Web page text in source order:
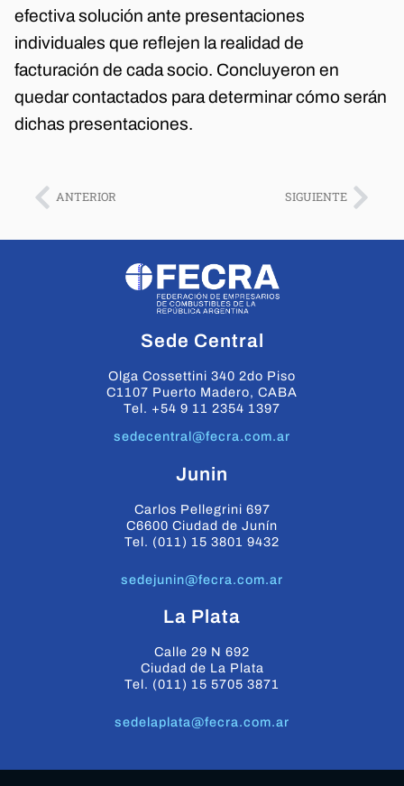
efectiva solución ante presentaciones
individuales que reflejen la realidad de
facturación de cada socio. Concluyeron en
quedar contactados para determinar cómo serán
dichas presentaciones.
ANTERIOR SIGUIENTE
Sede Central
Olga Cossettini 340 2do Piso
C1107 Puerto Madero, CABA
Tel. +54 9 11 2354 1397
sedecentral@fecra.com.ar
Junin
Carlos Pellegrini 697
C6600 Ciudad de Junín
Tel. (011) 15 3801 9432
sedejunin@fecra.com.ar
La Plata
Calle 29 N 692
Ciudad de La Plata
Tel. (011) 15 5705 3871
sedelaplata@fecra.com.ar